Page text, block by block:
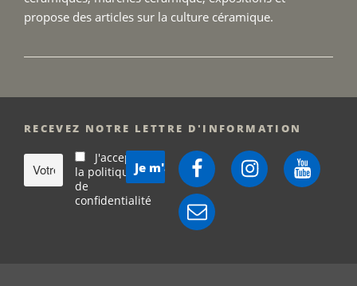
propose des articles sur la culture céramique.
RECEVEZ NOTRE LETTRE D'INFORMATION
J'accepte
la politique
de
confidentialité
FacebookInstagramYouTube
E-
mail